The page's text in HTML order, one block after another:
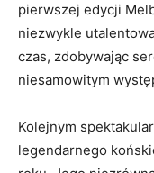
pierwszej ​edycji
niezwykle
czas, zdobywając
niesamowitym
Kolejnym​
legendarnego